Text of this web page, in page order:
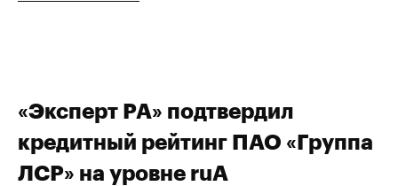
«Эксперт РА» подтвердил
кредитный рейтинг ПАО «Группа
ЛСР» на уровне ruA